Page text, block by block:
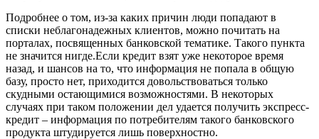
Подробнее о том, из-за каких причин люди попадают в
списки неблагонадежных клиентов, можно почитать на
порталах, посвященных банковской тематике. Такого пункта
не значится нигде.Если кредит взят уже некоторое время
назад, и шансов на то, что информация не попала в общую
базу, просто нет, приходится довольствоваться только
скудными остающимися возможностями. В некоторых
случаях при таком положении дел удается получить экспресс-
кредит – информация по потребителям такого банковского
продукта штудируется лишь поверхностно.